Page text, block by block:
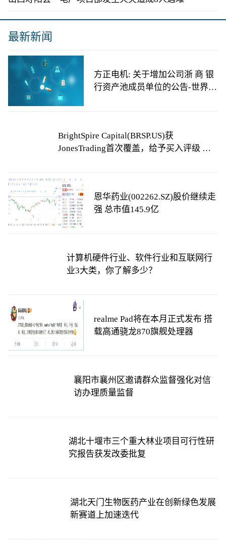
最新新闻
方正电机: 关于增加公司浙 商 银
行资产池成员单位的公告-世界热
BrightSpire Capital(BRSP.US)获
JonesTrading首次覆盖，给予买入评级 天
恩华药业(002262.SZ)股价继续走
强 总市值145.9亿
计算机硬件行业、软件行业和互联网行
业3大类，你了解多少？
realme Pad将在本月正式发布 搭
载高通骁龙870旗舰处理器
襄阳市襄州区邀请群众监督强化对信
访办理质量监督
湖北十堰市三个重大林业项目可行性研
究报告获发改委批复
湖北天门生物医药产业在创新绿色发展
新赛道上加速迭代